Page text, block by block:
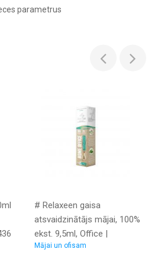
parametrus
# Relaxeen gaisa
atsvaidzinātājs mājai, 100%
ekst. 9,5ml, Office |
LRX009HO |
Mājai un ofisam